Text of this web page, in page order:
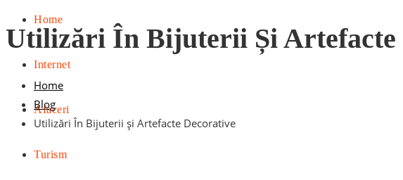
Home
Internet
Afaceri
Turism
Utilizări În Bijuterii Și Artefacte
Home
Blog
Utilizări În Bijuterii și Artefacte Decorative